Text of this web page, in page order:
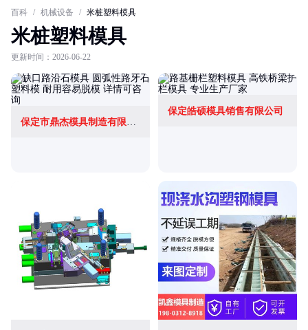
百科 / 机械设备 / 米桩塑料模具
米桩塑料模具
更新时间：2026-06-22
保定市鼎杰模具制造有限公司
保定皓硕模具销售有限公司